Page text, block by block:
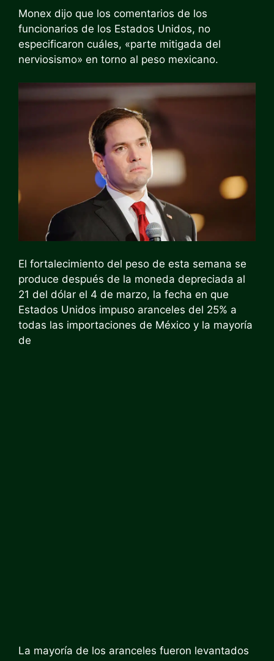
Monex dijo que los comentarios de los
funcionarios de los Estados Unidos, no
especificaron cuáles, «parte mitigada del
nerviosismo» en torno al peso mexicano.
El fortalecimiento del peso de esta semana se
produce después de la moneda depreciada al
21 del dólar el 4 de marzo, la fecha en que
Estados Unidos impuso aranceles del 25% a
todas las importaciones de México y la mayoría
de
La mayoría de los aranceles fueron levantados